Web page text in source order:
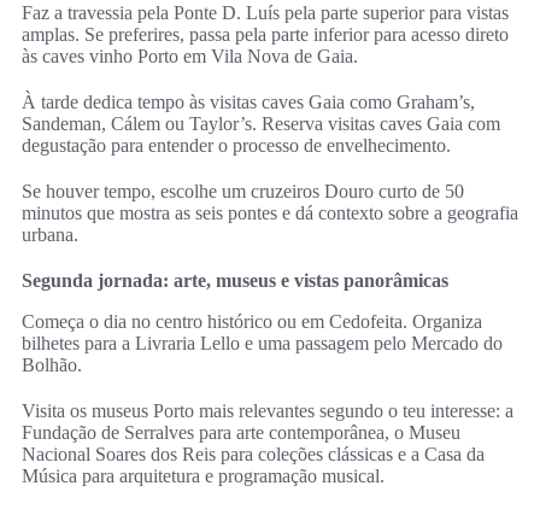
Faz a travessia pela Ponte D. Luís pela parte superior para vistas
amplas. Se preferires, passa pela parte inferior para acesso direto
às caves vinho Porto em Vila Nova de Gaia.
À tarde dedica tempo às visitas caves Gaia como Graham’s,
Sandeman, Cálem ou Taylor’s. Reserva visitas caves Gaia com
degustação para entender o processo de envelhecimento.
Se houver tempo, escolhe um cruzeiros Douro curto de 50
minutos que mostra as seis pontes e dá contexto sobre a geografia
urbana.
Segunda jornada: arte, museus e vistas panorâmicas
Começa o dia no centro histórico ou em Cedofeita. Organiza
bilhetes para a Livraria Lello e uma passagem pelo Mercado do
Bolhão.
Visita os museus Porto mais relevantes segundo o teu interesse: a
Fundação de Serralves para arte contemporânea, o Museu
Nacional Soares dos Reis para coleções clássicas e a Casa da
Música para arquitetura e programação musical.